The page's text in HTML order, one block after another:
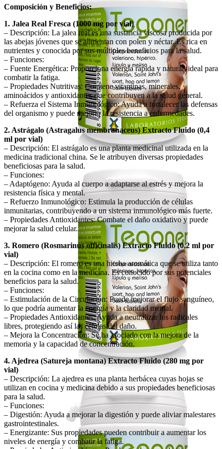
Composición y Beneficios:
1. Jalea Real Fresca (1000 mg por vial)
– Descripción: La jalea real es una sustancia viscosa producida por
las abejas jóvenes que se alimentan con polen y néctar. Es rica en
nutrientes y conocida por sus múltiples beneficios para la salud.
– Funciones:
– Fuente Energética: Proporciona energía rápida y natural, ideal para
combatir la fatiga.
– Propiedades Nutritivas: Contiene vitaminas, minerales,
aminoácidos y antioxidantes que contribuyen a la salud general.
– Refuerza el Sistema Inmunológico: Ayuda a fortalecer las defensas
del organismo y puede mejorar la resistencia a enfermedades.
2. Astrágalo (Astragalus membranaceus) Extracto Fluido (0,4
ml por vial)
– Descripción: El astrágalo es una planta medicinal utilizada en la
medicina tradicional china. Se le atribuyen diversas propiedades
beneficiosas para la salud.
– Funciones:
– Adaptógeno: Ayuda al cuerpo a adaptarse al estrés y mejora la
resistencia física y mental.
– Refuerzo Inmunológico: Estimula la producción de células
inmunitarias, contribuyendo a un sistema inmunológico más fuerte.
– Propiedades Antioxidantes: Combate el daño oxidativo y puede
mejorar la salud celular.
3. Romero (Rosmarinus officinalis) Extracto Fluido (0,2 ml por
vial)
– Descripción: El romero es una hierba aromática que se utiliza tanto
en la cocina como en la medicina. Es conocido por sus potenciales
beneficios para la salud.
– Funciones:
– Estimulación de la Circulación: Puede mejorar el flujo sanguíneo,
lo que podría aumentar la energía y la claridad mental.
– Propiedades Antioxidantes: Ayuda a neutralizar los radicales
libres, protegiendo así las células del daño.
– Mejora la Concentración: Se ha asociado con la mejora de la
memoria y la capacidad de concentración.
4. Ajedrea (Satureja montana) Extracto Fluido (280 mg por
vial)
– Descripción: La ajedrea es una planta herbácea cuyas hojas se
utilizan en cocina y medicina debido a sus propiedades beneficiosas
para la salud.
– Funciones:
– Digestión: Ayuda a mejorar la digestión y puede aliviar malestares
gastrointestinales.
– Energizante: Sus propiedades pueden contribuir a aumentar los
niveles de energía y combatir la fatiga.